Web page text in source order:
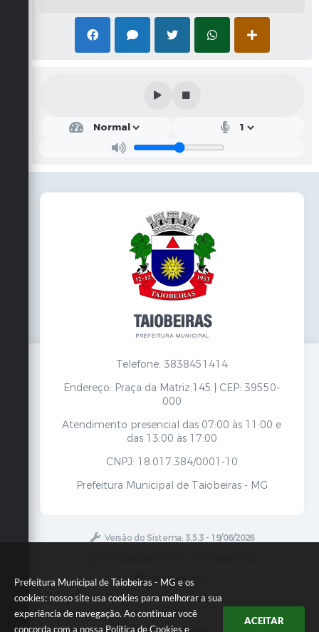
Prefeitura Municipal de Taiobeiras - MG e os
cookies: nosso site usa cookies para melhorar a sua
experiência de navegação. Ao continuar você
concorda com a nossa Política de Cookies e
ACEITAR
Telefone: 3838451414
Endereço: Praça da Matriz,145 | CEP: 39550-
000
Atendimento presencial das 07:00 às 11:00 e
das 13:00 às 17:00
CNPJ: 18.017.384/0001-10
Prefeitura Municipal de Taiobeiras - MG
Versão do Sistema: 3.5.3 - 19/06/2026
Dados Abertos